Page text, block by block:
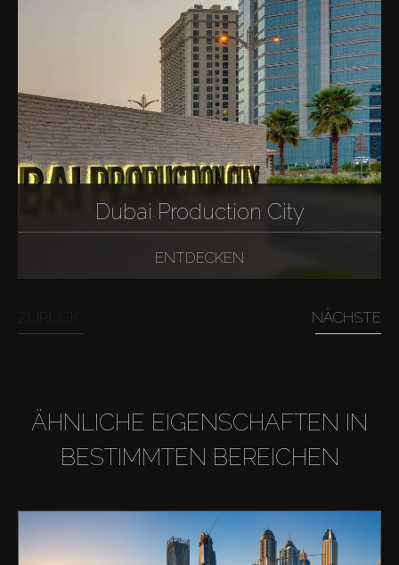
Dubai Production City
ENTDECKEN
NÄCHSTE
ÄHNLICHE EIGENSCHAFTEN IN
BESTIMMTEN BEREICHEN